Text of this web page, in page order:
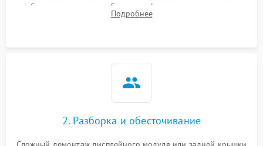
изображения, звука и работы периферии для сужения круга
возможных неисправностей перед вскрытием.
Подробнее
2. Разборка и обесточивание